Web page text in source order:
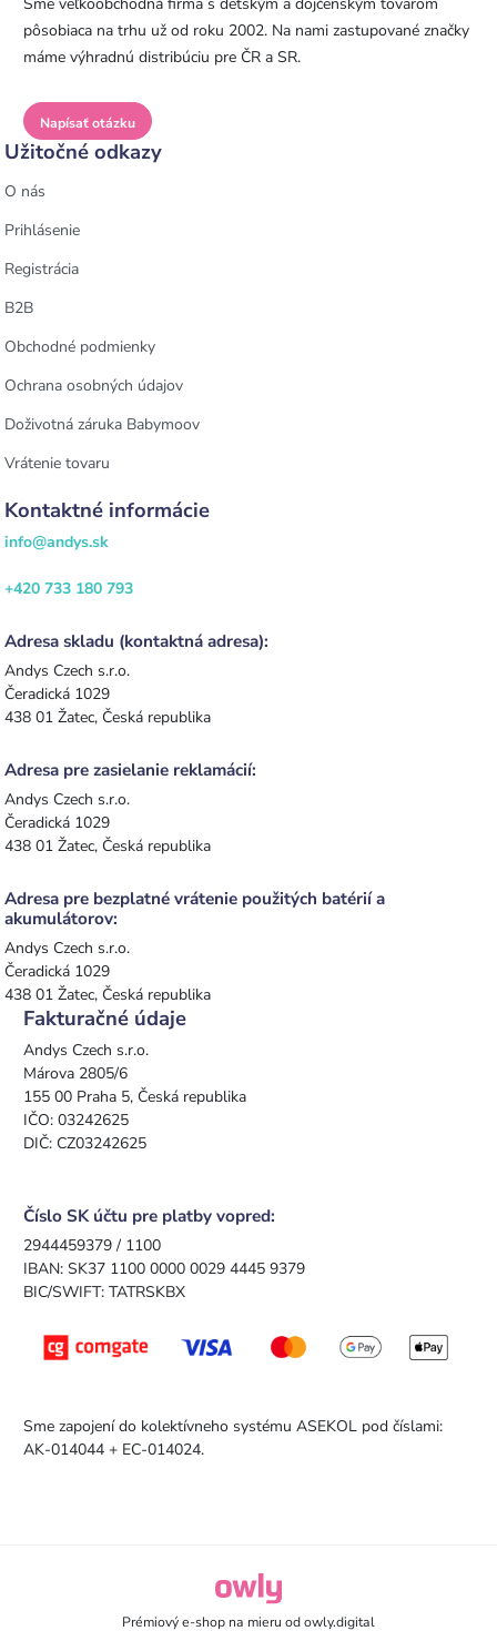
Sme veľkoobchodná firma s detským a dojčenským tovarom
pôsobiaca na trhu už od roku 2002. Na nami zastupované značky
máme výhradnú distribúciu pre ČR a SR.
Napísať otázku
Užitočné odkazy
O nás
Prihlásenie
Registrácia
B2B
Obchodné podmienky
Ochrana osobných údajov
Doživotná záruka Babymoov
Vrátenie tovaru
Kontaktné informácie
info@andys.sk
+420 733 180 793
Adresa skladu (kontaktná adresa):
Andys Czech s.r.o.
Čeradická 1029
438 01 Žatec, Česká republika
Adresa pre zasielanie reklamácií:
Andys Czech s.r.o.
Čeradická 1029
438 01 Žatec, Česká republika
Adresa pre bezplatné vrátenie použitých batérií a
akumulátorov:
Andys Czech s.r.o.
Čeradická 1029
438 01 Žatec, Česká republika
Fakturačné údaje
Andys Czech s.r.o.
Márova 2805/6
155 00 Praha 5, Česká republika
IČO: 03242625
DIČ: CZ03242625
Číslo SK účtu pre platby vopred:
2944459379 / 1100
IBAN: SK37 1100 0000 0029 4445 9379
BIC/SWIFT: TATRSKBX
Sme zapojení do kolektívneho systému ASEKOL pod číslami:
AK-014044 + EC-014024.
owly.digital - Logo
Prémiový e-shop na mieru odowly.digital